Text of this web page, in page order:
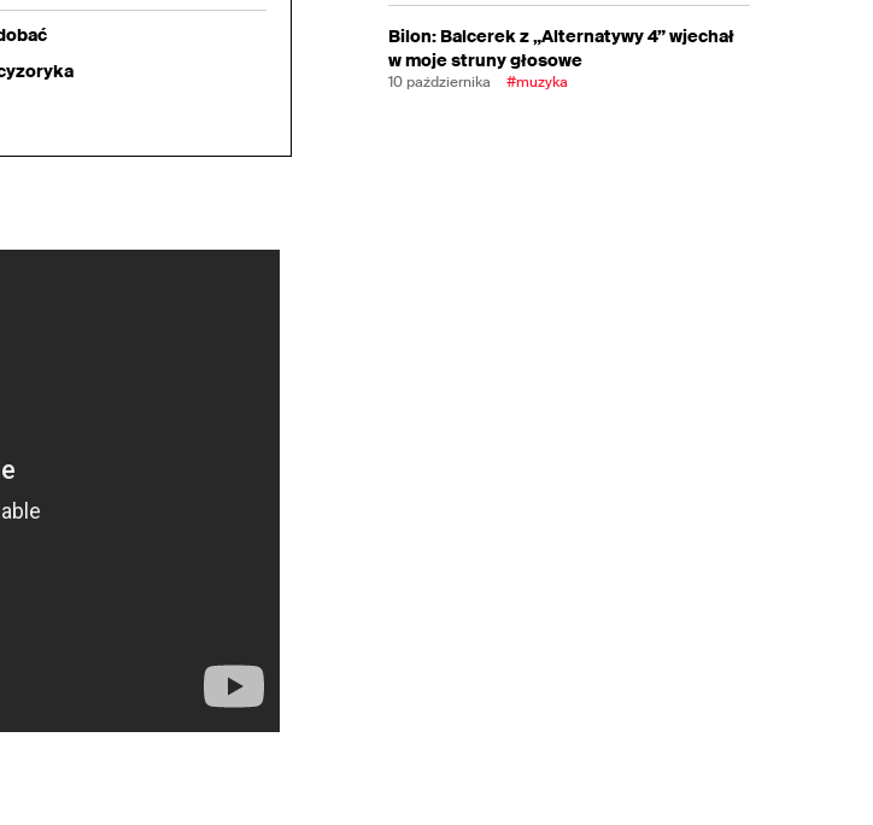
Bilon: Balcerek z „Alternatywy 4” wjechał
w moje struny głosowe
10 października #muzyka